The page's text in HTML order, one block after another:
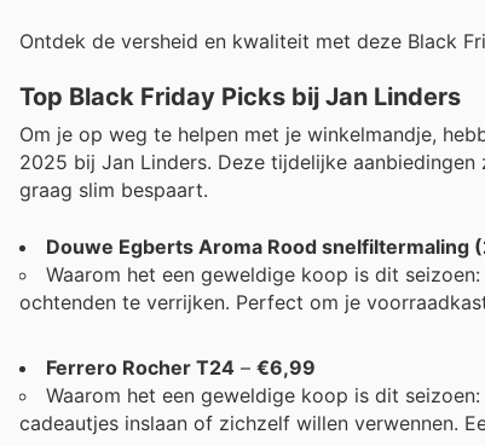
Ontdek de versheid en kwaliteit met deze Black
Top Black Friday Picks bij Jan Linders
Om je op weg te helpen met je winkelmandje,
2025 bij Jan Linders. Deze tijdelijke
graag slim bespaart.
Douwe Egberts Aroma Rood snelfiltermaling
Waarom het een geweldige koop is dit
ochtenden te verrijken. Perfect om je
Ferrero Rocher T24 – €6,99
Waarom het een geweldige koop is dit
cadeautjes inslaan of zichzelf willen verwennen.